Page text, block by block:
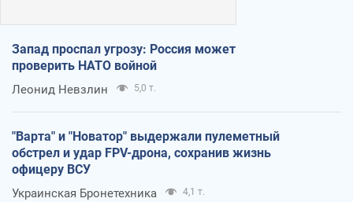
Запад проспал угрозу: Россия может
проверить НАТО войной
Леонид Невзлин 5,0 т.
"Варта" и "Новатор" выдержали пулеметный
обстрел и удар FPV-дрона, сохранив жизнь
офицеру ВСУ
Украинская Бронетехника 4,1 т.